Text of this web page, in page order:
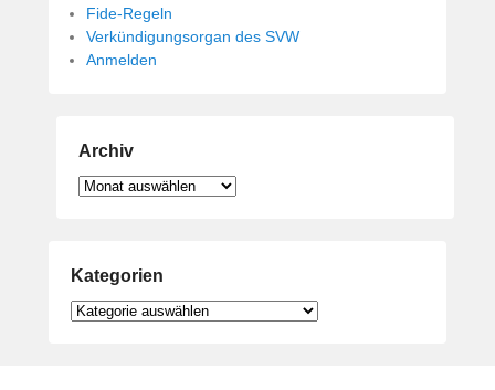
Fide-Regeln
Verkündigungsorgan des SVW
Anmelden
Archiv
Archiv
Kategorien
Kategorien